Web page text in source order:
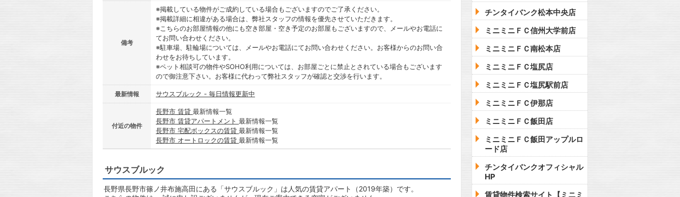
備考
※掲載している物件がご成約している場合もございますのでご了承ください。
※掲載詳細に相違がある場合は、弊社スタッフの情報を優先させていただきます。
※こちらのお部屋情報の他にも空き部屋・空き予定のお部屋もございますので、メールやお電話に
てお問い合わせください。
※駐車場、駐輪場については、メールやお電話にてお問い合わせください。お客様からのお問い合
わせをお待ちしています。
※ペット相談可の物件やSOHO利用については、お部屋ごとに禁止とされている場合もございます
ので御注意下さい。お客様に代わって弊社スタッフが確認と交渉を行います。
最新情報 サウスブルック - 毎日情報更新中
付近の物件
長野市 賃貸 最新情報一覧
長野市 賃貸アパートメント 最新情報一覧
長野市 宅配ボックスの賃貸 最新情報一覧
長野市 オートロックの賃貸 最新情報一覧
サウスブルック
長野県長野市篠ノ井布施高田にある「サウスブルック」は人気の賃貸アパート（2019年築）です。
チンタイバンク松本中央店
ミニミニＦＣ信州大学前店
ミニミニＦＣ南松本店
ミニミニＦＣ塩尻店
ミニミニＦＣ塩尻駅前店
ミニミニＦＣ伊那店
ミニミニＦＣ飯田店
ミニミニＦＣ飯田アップルロ
ード店
チンタイバンクオフィシャル
HP
賃貸物件検索サイト【ミニミ